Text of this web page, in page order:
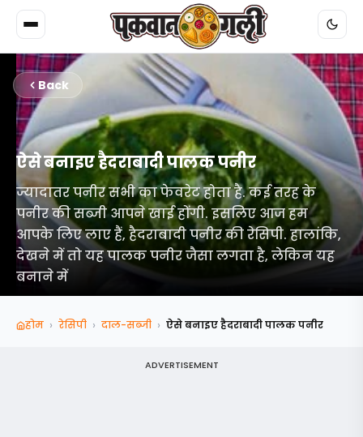
Back
ऐसे बनाइए हैदराबादी पालक पनीर
ज्यादातर पनीर सभी का फेवरेट होता है. कई तरह के
पनीर की सब्जी आपने खाई होंगी. इसलिए आज हम
आपके लिए लाए हैं, हैदराबादी पनीर की रेसिपी. हालांकि,
देखने में तो यह पालक पनीर जैसा लगता है, लेकिन यह
बनाने में
होम › रेसिपी › दाल-सब्‍जी › ऐसे बनाइए हैदराबादी पालक पनीर
ADVERTISEMENT